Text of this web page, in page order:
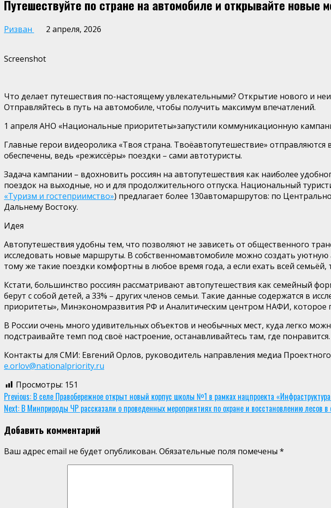
Путешествуйте по стране на автомобиле и открывайте новые
Ризван 2 апреля, 2026
Screenshot
Что делает путешествия по-настоящему увлекательными? Открытие нового и
Отправляйтесь в путь на автомобиле, чтобы получить максимум впечатлений.
1 апреля АНО «Национальные приоритеты»запустили коммуникационную
Главные герои видеоролика «Твоя страна. Твоёавтопутешествие» отправляются
обеспечены, ведь «режиссёры» поездки – сами автотуристы.
Задача кампании – вдохновить россиян на автопутешествия как наиболее
поездок на выходные, но и для продолжительного отпуска. Национальный
«Туризм и гостеприимство») предлагает более 130автомаршрутов: по
Дальнему Востоку.
Идея
Автопутешествия удобны тем, что позволяют не зависеть от общественного
исследовать новые маршруты. В собственномавтомобиле можно создать уютную
тому же такие поездки комфортны в любое время года, а если ехать всей семьёй,
Кстати, большинство россиян рассматривают автопутешествия как семейный
берут с собой детей, а 33% – других членов семьи. Такие данные содержатся в
приоритеты», Минэкономразвития РФ и Аналитическим центром НАФИ, которое
В России очень много удивительных объектов и необычных мест, куда легко
подстраивайте темп под своё настроение, останавливайтесь там, где понравится.
Контакты для СМИ: Евгений Орлов, руководитель направления медиа П
e.orlov@nationalpriority.ru
Просмотры: 151
Continue
Reading
Previous: В селе Правобережное открыт новый корпус школы №1 в рамках нацпроекта
Next: В Минприроды ЧР рассказали о проведенных мероприятиях по охране и восстановлению лесов
Добавить комментарий
Ваш адрес email не будет опубликован. Обязательные поля помечены *